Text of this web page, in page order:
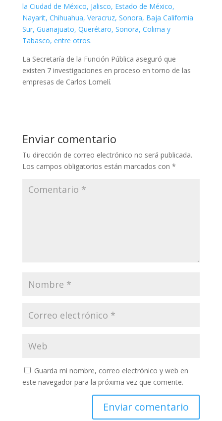
la Ciudad de México, Jalisco, Estado de México,
Nayarit, Chihuahua, Veracruz, Sonora, Baja California
Sur, Guanajuato, Querétaro, Sonora, Colima y
Tabasco, entre otros.
La Secretaría de la Función Pública aseguró que
existen 7 investigaciones en proceso en torno de las
empresas de Carlos Lomelí.
Enviar comentario
Tu dirección de correo electrónico no será publicada.
Los campos obligatorios están marcados con *
Guarda mi nombre, correo electrónico y web en
este navegador para la próxima vez que comente.